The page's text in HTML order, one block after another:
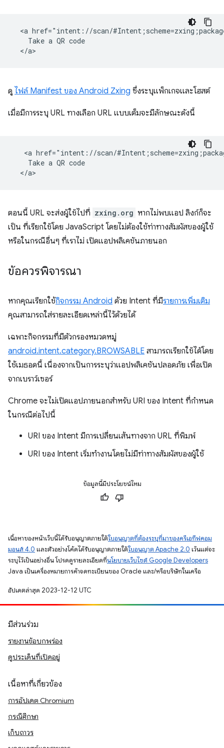
<a href="intent://scan/
    Take a QR code
ดู ไฟล์ Manifest ของ Android Zxing ซึ่งระบุแพ็กเกจและโฮสต์
เมื่อมีการระบุ URL ทางเลือก URL แบบเต็มจะมีลักษณะดังนี้
<a href="intent://scan/
    Take a QR code
ตอนนี้ URL จะส่งผู้ใช้ไปที่ zxing.org หากไม่พบแอป ลิงก์ก็จะ
เป็น ที่เรียกใช้โดย JavaScript โดยไม่ต้องใช้ท่าทางสัมผัสของผู้ใช้
หรือในกรณีอื่นๆ ที่เราไม่ เปิดแอปพลิเคชันภายนอก
ข้อควรพิจารณา
หากคุณเรียกใช้กิจกรรม Android ด้วย Intent ที่มีรายการเพิ่มเติม
คุณสามารถใส่รายละเอียดเหล่านี้ไว้ด้วยได้
เฉพาะกิจกรรมที่มีตัวกรองหมวดหมู่
android.intent.category.BROWSABLE สามารถเรียกใช้ได้โดย
ใช้เมธอดนี้ เนื่องจากเป็นการระบุว่าแอปพลิเคชันปลอดภัย เพื่อเปิด
จากเบราว์เซอร์
Chrome จะไม่เปิดแอปภายนอกสำหรับ URI ของ Intent ที่กำหนด
ในกรณีต่อไปนี้
URI ของ Intent มีการเปลี่ยนเส้นทางจาก URL ที่พิมพ์
URI ของ Intent เริ่มทำงานโดยไม่มีท่าทางสัมผัสของผู้ใช้
ข้อมูลนี้มีประโยชน์ไหม
เนื้อหาของหน้าเว็บนี้ได้รับอนุญาตภายใต้ใบอนุญาตที่ต้องระบุที่มาของครีเอทีฟคอม
มอนส์ 4.0 และตัวอย่างโค้ดได้รับอนุญาตภายใต้ใบอนุญาต Apache 2.0 เว้นแต่จะ
ระบุไว้เป็นอย่างอื่น โปรดดูรายละเอียดที่นโยบายเว็บไซต์ Google Developers
Java เป็นเครื่องหมายการค้าจดทะเบียนของ Oracle และ/หรือบริษัทในเครือ
อัปเดตล่าสุด 2023-12-12 UTC
มีส่วนร่วม
รายงานข้อบกพร่อง
ดูประเด็นที่เปิดอยู่
เนื้อหาที่เกี่ยวข้อง
การอัปเดต Chromium
กรณีศึกษา
เก็บถาวร